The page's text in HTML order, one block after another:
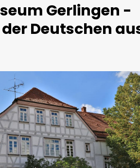
Gerlingen -
Deutschen